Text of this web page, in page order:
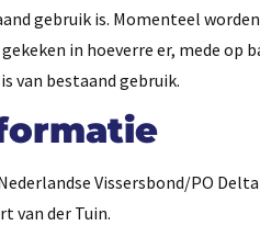
gebruik is. Momenteel
in hoeverre er, mede op
van bestaand gebruik.
Vissersbond/PO Delta
van der Tuin.